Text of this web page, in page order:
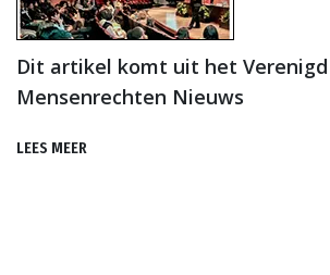
Dit artikel komt uit het
Mensenrechten Nieuws
LEES MEER